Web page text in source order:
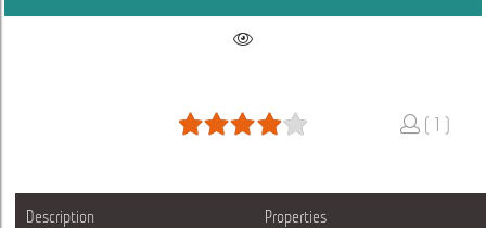
( 1 )
Description Properties